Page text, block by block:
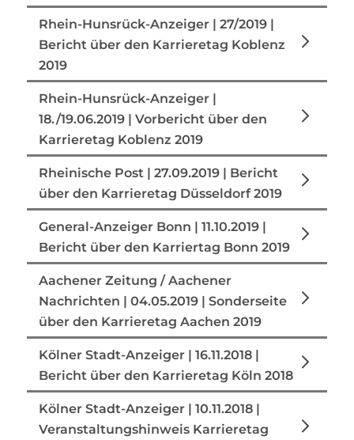
Rhein-Hunsrück-Anzeiger | 27/2019 |
Bericht über den Karrieretag Koblenz
2019
Rhein-Hunsrück-Anzeiger |
18./19.06.2019 | Vorbericht über den
Karrieretag Koblenz 2019
Rheinische Post | 27.09.2019 | Bericht
über den Karrieretag Düsseldorf 2019
General-Anzeiger Bonn | 11.10.2019 |
Bericht über den Karriertag Bonn 2019
Aachener Zeitung / Aachener
Nachrichten | 04.05.2019 | Sonderseite
über den Karrieretag Aachen 2019
Kölner Stadt-Anzeiger | 16.11.2018 |
Bericht über den Karrieretag Köln 2018
Kölner Stadt-Anzeiger | 10.11.2018 |
Veranstaltungshinweis Karrieretag